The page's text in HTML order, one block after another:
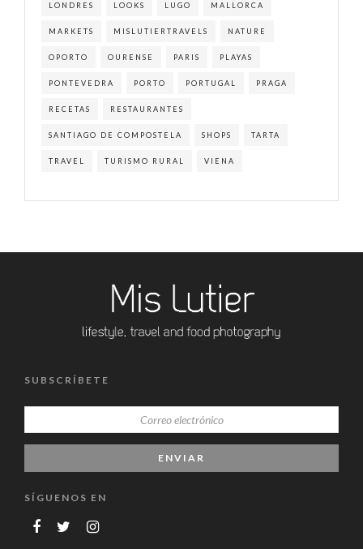
LONDRES LOOKS LUGO MALLORCA
MARKETS MISLUTIERTRAVELS NATURE
OPORTO OURENSE PARIS PLAYAS
PONTEVEDRA PORTO PORTUGAL PRAGA
RECETAS RESTAURANTES
SANTIAGO DE COMPOSTELA SHOPS TARTA
TRAVEL TURISMO RURAL VIENA
SUBSCRÍBETE
SÍGUENOS EN